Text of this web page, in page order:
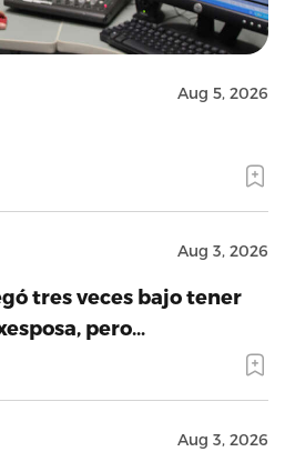
Aug 5, 2026
Aug 3, 2026
tres veces bajo tener
pero…
Aug 3, 2026